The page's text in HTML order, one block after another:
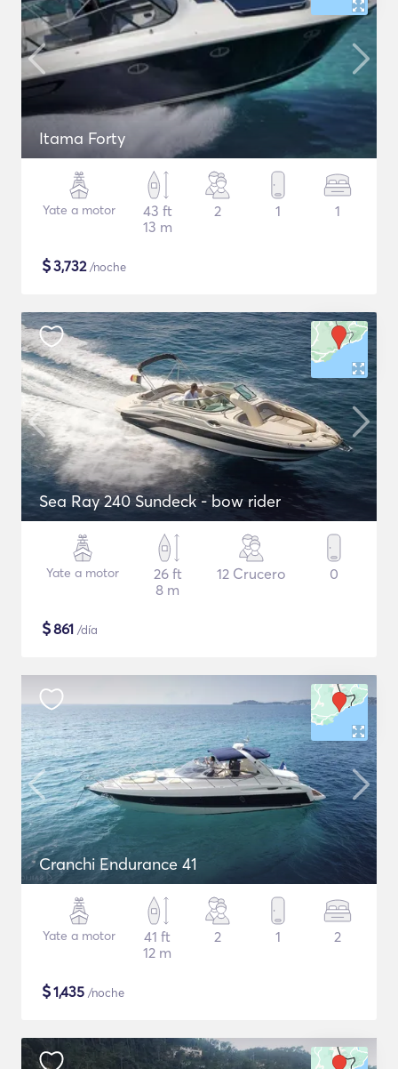
Itama Forty
Yate a motor
43 ft
13 m
2 1 1
$3,732/noche
Sea Ray 240 Sundeck - bow rider
Yate a motor
26 ft
8 m
12 Crucero 0
$861 /día
Cranchi Endurance 41
Yate a motor
41 ft
12 m
2 1 2
$1,435 /noche